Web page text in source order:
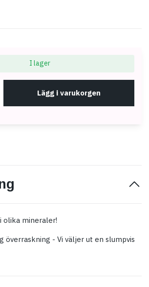
I lager
Lägg i varukorgen
olika mineraler!
överraskning - Vi väljer ut en slumpvis